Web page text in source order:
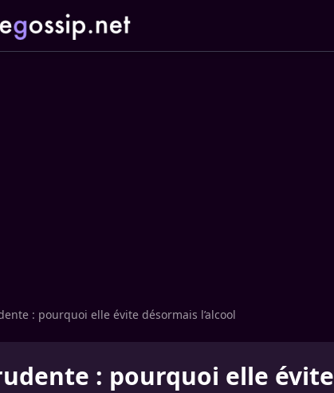
: pourquoi elle évite désormais l’alcool
: pourquoi elle évite